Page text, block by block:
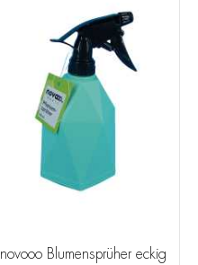
novooo Blumensprüher eckig